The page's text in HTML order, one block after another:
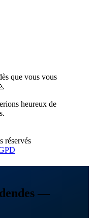
que vous vous
heureux de
réservés
—